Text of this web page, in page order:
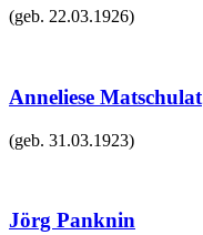
(geb. 22.03.1926)
Anneliese Matschulat
(geb. 31.03.1923)
Jörg Panknin